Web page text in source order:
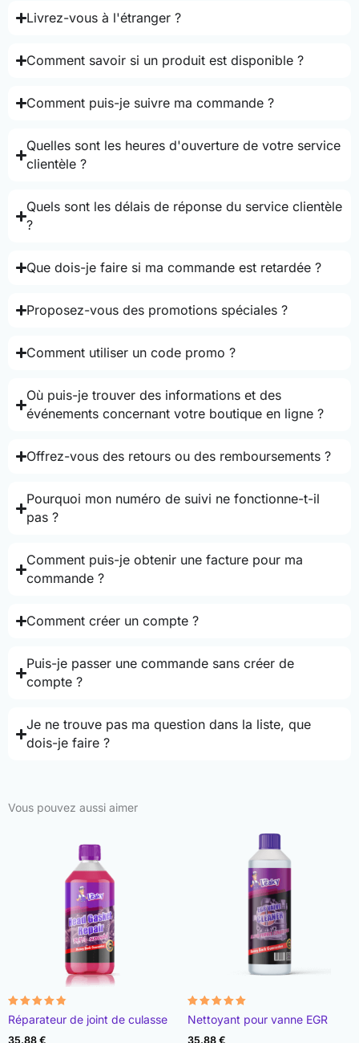
Livrez-vous à l'étranger ?
Comment savoir si un produit est disponible ?
Comment puis-je suivre ma commande ?
Quelles sont les heures d'ouverture de votre service
clientèle ?
Quels sont les délais de réponse du service clientèle
?
Que dois-je faire si ma commande est retardée ?
Proposez-vous des promotions spéciales ?
Comment utiliser un code promo ?
Où puis-je trouver des informations et des
événements concernant votre boutique en ligne ?
Offrez-vous des retours ou des remboursements ?
Pourquoi mon numéro de suivi ne fonctionne-t-il
pas ?
Comment puis-je obtenir une facture pour ma
commande ?
Comment créer un compte ?
Puis-je passer une commande sans créer de
compte ?
Je ne trouve pas ma question dans la liste, que
dois-je faire ?
Vous pouvez aussi aimer
Note
4.78
sur 5
Réparateur de joint de culasse
35.88 €
Note
4.93
sur 5
Nettoyant pour vanne EGR
35.88 €